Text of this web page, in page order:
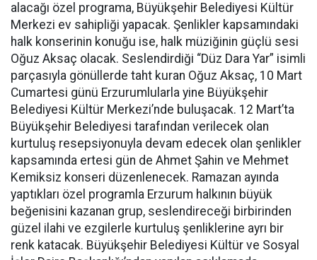
alacağı özel programa, Büyükşehir Belediyesi Kültür
Merkezi ev sahipliği yapacak. Şenlikler kapsamındaki
halk konserinin konuğu ise, halk müziğinin güçlü sesi
Oğuz Aksaç olacak. Seslendirdiği “Düz Dara Yar” isimli
parçasıyla gönüllerde taht kuran Oğuz Aksaç, 10 Mart
Cumartesi günü Erzurumlularla yine Büyükşehir
Belediyesi Kültür Merkezi’nde buluşacak. 12 Mart’ta
Büyükşehir Belediyesi tarafından verilecek olan
kurtuluş resepsiyonuyla devam edecek olan şenlikler
kapsamında ertesi gün de Ahmet Şahin ve Mehmet
Kemiksiz konseri düzenlenecek. Ramazan ayında
yaptıkları özel programla Erzurum halkının büyük
beğenisini kazanan grup, seslendireceği birbirinden
güzel ilahi ve ezgilerle kurtuluş şenliklerine ayrı bir
renk katacak. Büyükşehir Belediyesi Kültür ve Sosyal